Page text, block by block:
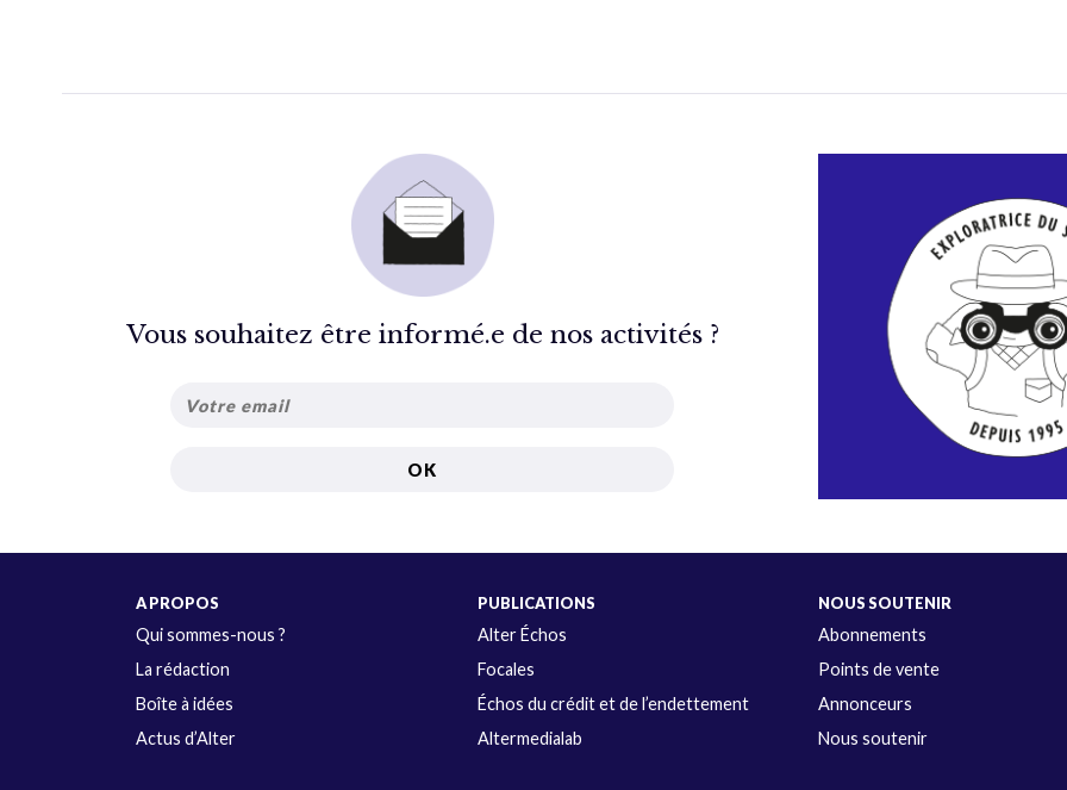
Vous souhaitez être informé.e de nos activités ?
A PROPOS
Qui sommes-nous ?
La rédaction
Boîte à idées
Actus d’Alter
PUBLICATIONS
Alter Échos
Focales
Échos du crédit et de l’endettement
Altermedialab
NOUS SOUTENIR
Abonnements
Points de vente
Annonceurs
Nous soutenir